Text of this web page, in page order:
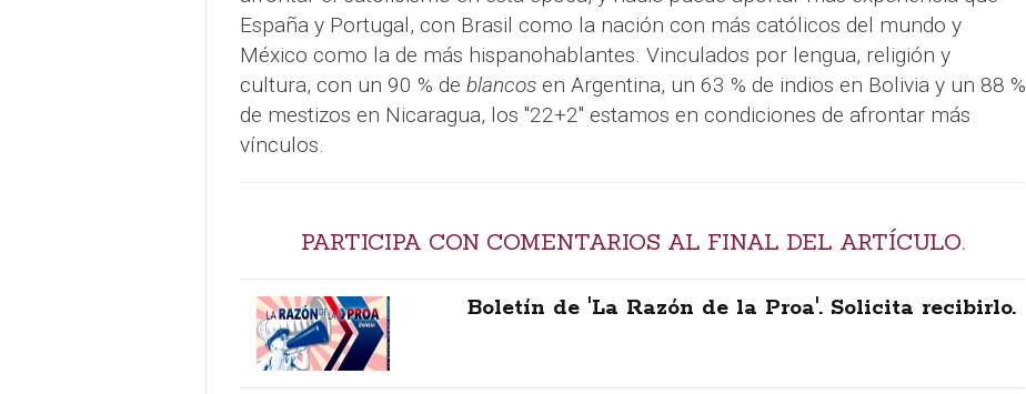
España y Portugal, con Brasil como la nación con más católicos del mundo y
México como la de más hispanohablantes. Vinculados por lengua, religión y
cultura, con un 90 % de blancosen Argentina, un 63 % de indios en Bolivia y un 88 %
de mestizos en Nicaragua, los "22+2" estamos en condiciones de afrontar más
vínculos.
PARTICIPA CON COMENTARIOS AL FINAL DEL ARTÍCULO.
Boletín de 'La Razón de la Proa'. Solicita recibirlo.